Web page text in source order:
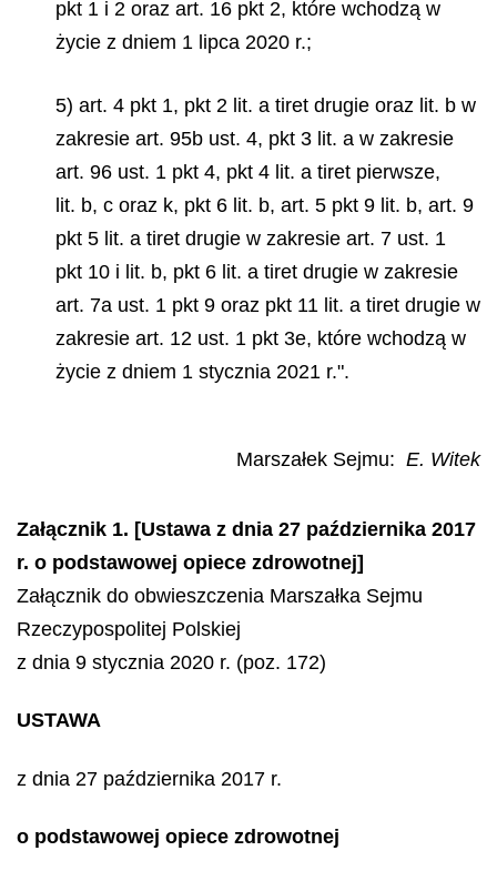
pkt 1 i 2 oraz art. 16 pkt 2, które wchodzą w
życie z dniem 1 lipca 2020 r.;
5) art. 4 pkt 1, pkt 2 lit. a tiret drugie oraz lit. b w
zakresie art. 95b ust. 4, pkt 3 lit. a w zakresie
art. 96 ust. 1 pkt 4, pkt 4 lit. a tiret pierwsze,
lit. b, c oraz k, pkt 6 lit. b, art. 5 pkt 9 lit. b, art. 9
pkt 5 lit. a tiret drugie w zakresie art. 7 ust. 1
pkt 10 i lit. b, pkt 6 lit. a tiret drugie w zakresie
art. 7a ust. 1 pkt 9 oraz pkt 11 lit. a tiret drugie w
zakresie art. 12 ust. 1 pkt 3e, które wchodzą w
życie z dniem 1 stycznia 2021 r.".
Marszałek Sejmu: E. Witek
Załącznik 1. [Ustawa z dnia 27 października 2017
r. o podstawowej opiece zdrowotnej]
Załącznik do obwieszczenia Marszałka Sejmu
Rzeczypospolitej Polskiej
z dnia 9 stycznia 2020 r. (poz. 172)
USTAWA
z dnia 27 października 2017 r.
o podstawowej opiece zdrowotnej